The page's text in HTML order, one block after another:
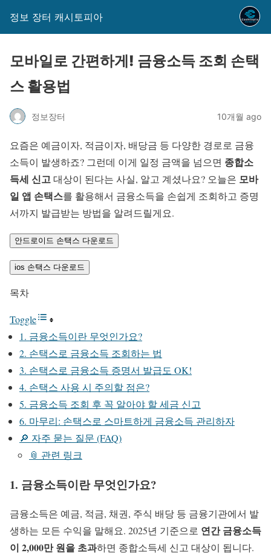
정보 장터 캐시토피아
모바일로 간편하게! 금융소득 조회 손택
스 활용법
정보장터 10개월 ago
요즘은 예금이자, 적금이자, 배당금 등 다양한 경로로 금융
소득이 발생하죠? 그런데 이게 일정 금액을 넘으면 종합소
득세 신고대상이 된다는 사실, 알고 계셨나요? 오늘은 모바
일 앱 손택스를 활용해서 금융소득을 손쉽게 조회하고 증명
서까지 발급받는 방법을 알려드릴게요.
안드로이드 손택스 다운로드
ios 손택스 다운로드
목차
Toggle
1. 금융소득이란 무엇인가요?
2. 손택스로 금융소득 조회하는 법
3. 손택스로 금융소득 증명서 발급도 OK!
4. 손택스 사용 시 주의할 점은?
5. 금융소득 조회 후 꼭 알아야 할 세금 신고
6. 마무리: 손택스로 스마트하게 금융소득 관리하자
🔎 자주 묻는 질문 (FAQ)
📎 관련 링크
1. 금융소득이란 무엇인가요?
금융소득은 예금, 적금, 채권, 주식 배당 등 금융기관에서 발
생하는 모든 수익을 말해요. 2025년 기준으로 연간 금융소득
이 2,000만 원을 초과하면 종합소득세 신고 대상이 됩니다.